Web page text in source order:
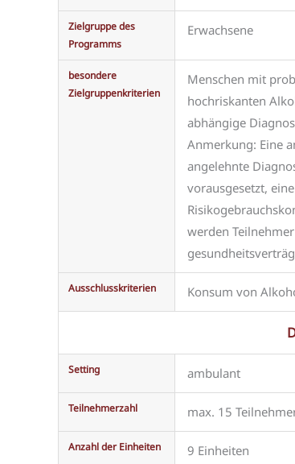
Zielgruppe des
Programms
Erwachsene
besondere
Zielgruppenkriterien
Menschen mit
hochriskanten
abhängige
Anmerkung: Eine
angelehnte
vorausgesetzt,
werden
Ausschlusskriterien Konsum von
Setting ambulant
Teilnehmerzahl max. 15
Anzahl der Einheiten 9 Einheiten